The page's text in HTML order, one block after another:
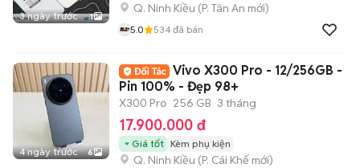
3 ngày trước 1
Q. Ninh Kiều (P. Tân An mới)
5.0 534 đã bán
4 ngày trước 6
Vivo X300 Pro - 12/256GB -
Pin 100% - Đẹp 98+
X300 Pro 256 GB 3 tháng
17.900.000 đ
Giá tốt Kèm phụ kiện
Q. Ninh Kiều (P. Cái Khế mới)